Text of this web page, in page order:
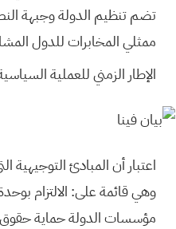
تضم تنظيم الدولة وجبهة
ممثلي المخابرات للدول
الإطار الزمني للعملية
وهي قائمة على: الالتزام
مؤسسات الدولة حماية حقوق